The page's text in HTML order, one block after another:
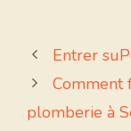
Entrer
Comment
plomberie à